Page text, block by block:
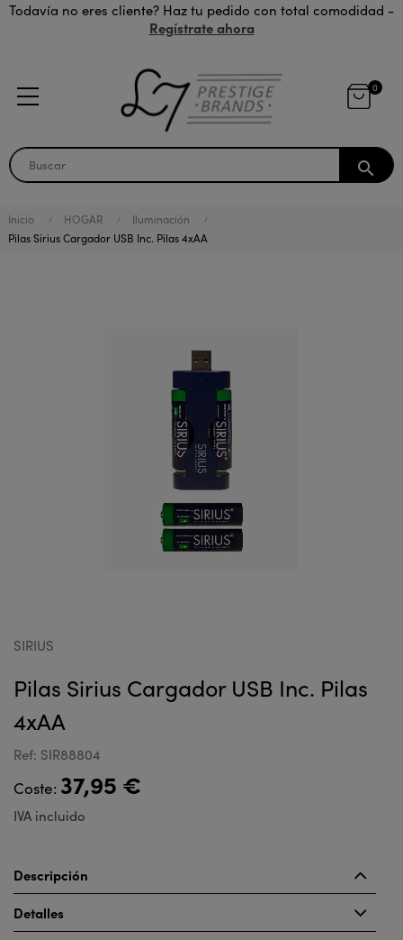
Todavía no eres cliente? Haz tu pedido con total comodidad -
Regístrate ahora
0
search
Inicio HOGAR
Iluminación
Pilas Sirius Cargador USB Inc. Pilas 4xAA
SIRIUS
Pilas Sirius Cargador USB Inc. Pilas
4xAA
Ref: SIR88804
Coste: 37,95 €
IVA incluido
Descripción
Detalles